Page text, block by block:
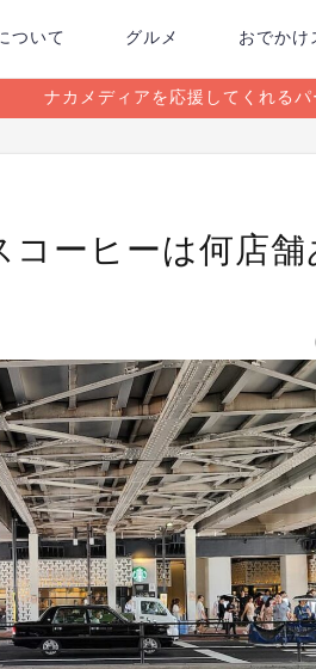
ついて グルメ おでかけ
ナカメディアを応援してくれるパ
ーヒーは何店舗